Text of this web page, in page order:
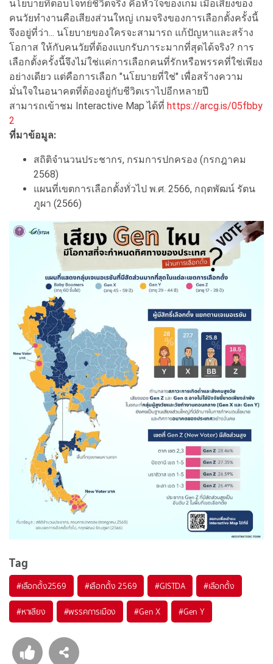
นโยบายที่ตอบโจทย์ชีวิตจริง คือหัวใจของเกม เมื่อเสียงของ
คนวัยทำงานคือเสียงส่วนใหญ่ เกมจริงของการเลือกตั้งครั้งนี้
จึงอยู่ที่ว่า... นโยบายของใครจะสามารถ แก้ปัญหาและสร้าง
โอกาส ให้กับคนวัยที่ต้องแบกรับภาระมากที่สุดได้จริง? การ
เลือกตั้งครั้งนี้จึงไม่ใช่แค่การเลือกคนที่รักหรือพรรคที่ใช่เพียง
อย่างเดียว แต่คือการเลือก "นโยบายที่ใช่" เพื่อสร้างความ
มั่นใจในอนาคตที่ต้องอยู่กับชีวิตเราไปอีกหลายปี
สามารถเข้าชม Interactive Map ได้ที่ https://arcg.is/05fbby
2
ที่มาข้อมูล:
สถิติจำนวนประชากร, กรมการปกครอง (กรกฎาคม
2568)
แผนที่เขตการเลือกตั้งทั่วไป พ.ศ. 2566, กฤตพัฒน์ รัตน
ภูผา (2566)
Tag
#เลือกตั้ง2569 #เลือกตั้ง 2569 #GISTDA #เลือกตั้ง
#หาเสียง #พรรคการเมือง #Gen X #Gen Y